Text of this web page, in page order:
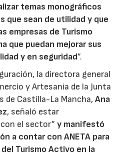
temas monográficos
que sean de utilidad y que
empresas de Turismo
que puedan mejorar sus
y en seguridad”.
la directora general
y Artesanía de la Junta
de Castilla-La Mancha,Ana
, señaló estar
el sector” y manifestó
a contar con ANETA para
Turismo Activo en la